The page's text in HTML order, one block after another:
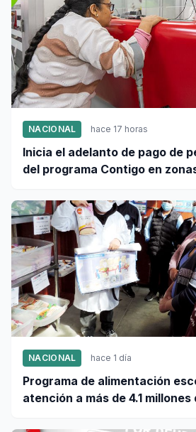
NACIONAL hace 17 horas
Inicia el adelanto de pago de
del programa Contigo en
NACIONAL hace 1 día
Programa de alimentación
atención a más de 4.1